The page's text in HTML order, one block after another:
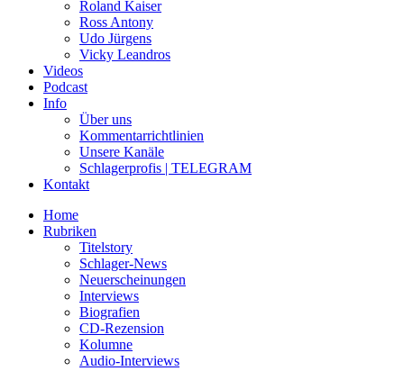
Roland Kaiser
Ross Antony
Udo Jürgens
Vicky Leandros
Videos
Podcast
Info
Über uns
Kommentarrichtlinien
Unsere Kanäle
Schlagerprofis | TELEGRAM
Kontakt
Home
Rubriken
Titelstory
Schlager-News
Neuerscheinungen
Interviews
Biografien
CD-Rezension
Kolumne
Audio-Interviews